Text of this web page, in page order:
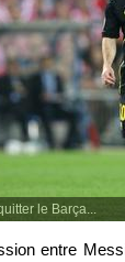
le Barça...
entre